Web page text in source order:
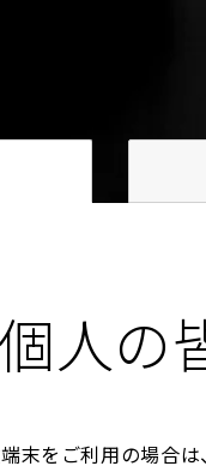
個人の
末をご利用の場合